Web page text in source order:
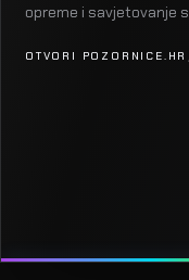
opreme i savjetovanje
OTVORI POZORNICE.HR